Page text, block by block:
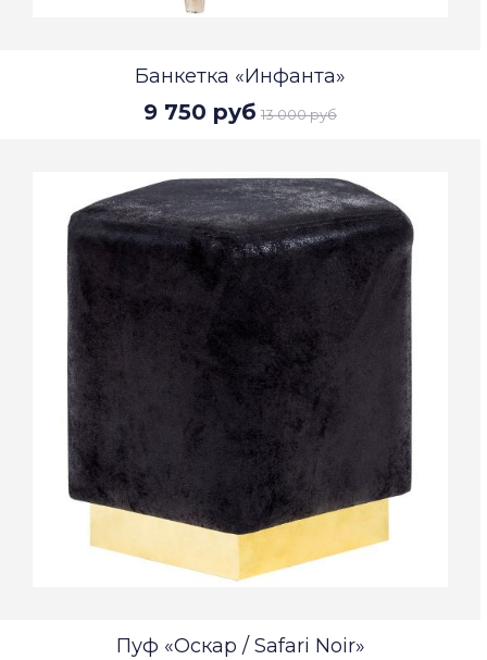
Банкетка «Инфанта»
9 750 руб 13 000 руб
Пуф «Оскар / Safari Noir»